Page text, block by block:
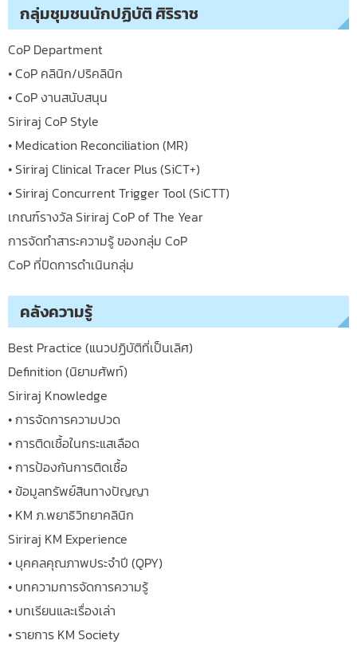
กลุ่มชุมชนนักปฏิบัติ ศิริราช
CoP Department
• CoP คลินิก/ปริคลินิก
• CoP งานสนับสนุน
Siriraj CoP Style
• Medication Reconciliation (MR)
• Siriraj Clinical Tracer Plus (SiCT+)
• Siriraj Concurrent Trigger Tool (SiCTT)
เกณฑ์รางวัล Siriraj CoP of The Year
การจัดทำสาระความรู้ ของกลุ่ม CoP
CoP ที่ปิดการดำเนินกลุ่ม
คลังความรู้
Best Practice (แนวปฏิบัติที่เป็นเลิศ)
Definition (นิยามศัพท์)
Siriraj Knowledge
• การจัดการความปวด
• การติดเชื้อในกระแสเลือด
• การป้องกันการติดเชื้อ
• ข้อมูลทรัพย์สินทางปัญญา
• KM ภ.พยาธิวิทยาคลินิก
Siriraj KM Experience
• บุคคลคุณภาพประจำปี (QPY)
• บทความการจัดการความรู้
• บทเรียนและเรื่องเล่า
• รายการ KM Society